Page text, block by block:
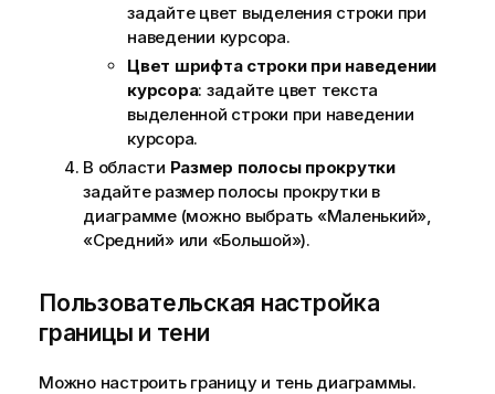
задайте цвет выделения строки при
наведении курсора.
Цвет шрифта строки при наведении
курсора: задайте цвет текста
выделенной строки при наведении
курсора.
В области Размер полосы прокрутки
задайте размер полосы прокрутки в
диаграмме (можно выбрать «Маленький»,
«Средний» или «Большой»).
Пользовательская настройка
границы и тени
Можно настроить границу и тень диаграммы.